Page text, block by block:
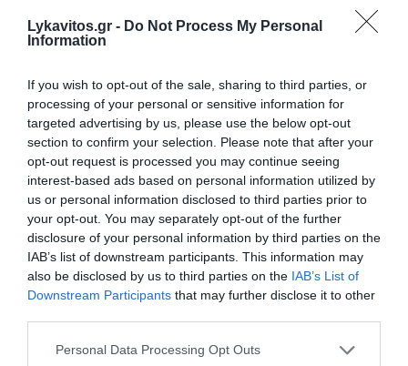
Lykavitos.gr - Do Not Process My Personal
Information
If you wish to opt-out of the sale, sharing to third parties, or
processing of your personal or sensitive information for
targeted advertising by us, please use the below opt-out
section to confirm your selection. Please note that after your
opt-out request is processed you may continue seeing
interest-based ads based on personal information utilized by
us or personal information disclosed to third parties prior to
your opt-out. You may separately opt-out of the further
disclosure of your personal information by third parties on the
IAB’s list of downstream participants. This information may
also be disclosed by us to third parties on the IAB’s List of
Downstream Participants that may further disclose it to other
Please note that this website/app uses one or more Google
Personal Data Processing Opt Outs
Ο Λευκός Οίκος κρατά μυστικό
το νέο πλαίσιο για την Τεχνητή
Νοημοσύνη – Αντιδράσεις για
την έλλειψη διαφάνειας
Η αμερικανική κυβέρνηση δεν δημοσιοποιεί το νέο